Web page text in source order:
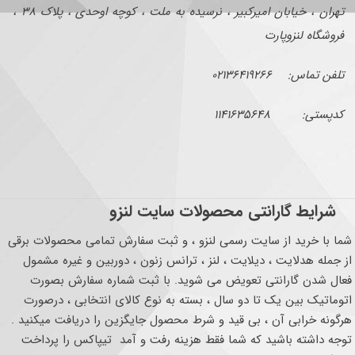
تهران ، خیابان امیرکبیر ، نرسیده به ملت ، کوچه اوحدی ، پلاک ۳۸ ،
فروشگاه لنزوپارت
تلفن تماس: ۰۲۱۳۶۴۱۹۲۶۶
کدپستی: ۱۱۴۱۶۳۵۶۴۸
شرایط گارانتی محصولات سایت لنزو
شما با خرید از سایت رسمی لنزو ، و ثبت سفارش تمامی محصولات برقی
از جمله هدلایت ، دیلایت ، لنز ، ترانس زنون ، دوربین و غیره مشمول
فعال شدن گارانتی تعویض می شوید. با ثبت شماره سفارش بصورت
اتوماتیک بین یک تا دو سال ، بسته به نوع کالای انتخابی ، درصورت
هرگونه خرابی آن ، بی قید و شرط محصول جایگزین را دریافت میکنید .
توجه داشته باشید که شما فقط هزینه رفت و آمد تیپاکس را پرداخت